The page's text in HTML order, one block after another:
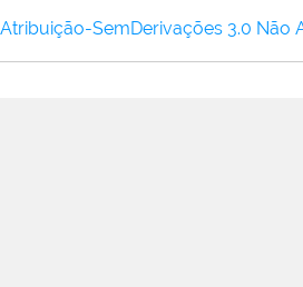
SemDerivações 3.0 Não